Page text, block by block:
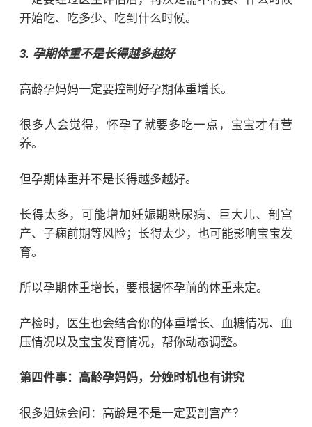
开始吃、吃多少、吃到什么时候。
3. 孕期体重不是长得越多越好
高龄孕妈妈一定要控制好孕期体重增长。
很多人会觉得，怀孕了就要多吃一点，宝宝才有营
养。
但孕期体重并不是长得越多越好。
长得太多，可能增加妊娠期糖尿病、巨大儿、剖宫
产、子痫前期等风险；长得太少，也可能影响宝宝发
育。
所以孕期体重增长，要根据怀孕前的体重来定。
产检时，医生也会结合你的体重增长、血糖情况、血
压情况以及宝宝发育情况，帮你动态调整。
第四件事：高龄孕妈妈，分娩时机也有讲究
很多姐妹会问：高龄是不是一定要剖宫产？